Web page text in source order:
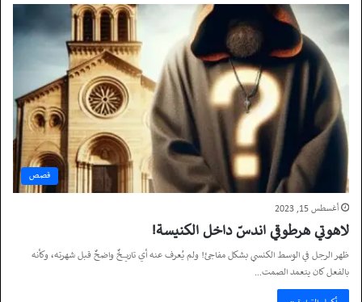
قصص
أغسطس 15, 2023
لاهوتي هرطوقي اندسّ داخل الكنيسة!
ظهر الرجل في الوسط الكنسي بشكل مفاجئ! ولم يُعرف عنه أي تاريخٌ واضحٌ قبل شهرته، وكأنه
بالفعل كان يتعمد الصمت…